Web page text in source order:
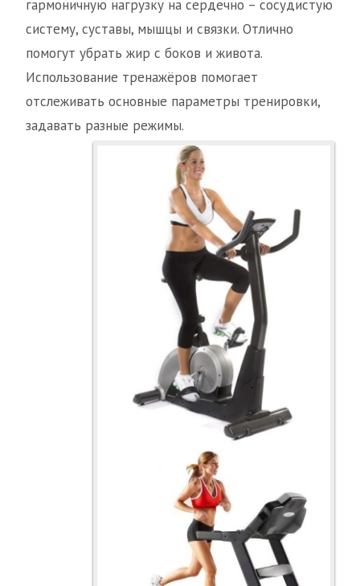
гармоничную нагрузку на сердечно – сосудистую
систему, суставы, мышцы и связки. Отлично
помогут убрать жир с боков и живота.
Использование тренажёров помогает
отслеживать основные параметры тренировки,
задавать разные режимы.